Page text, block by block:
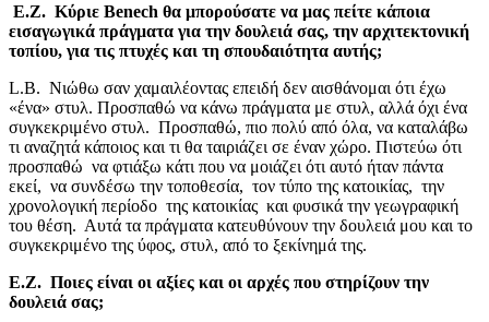
Ε.Ζ. Κύριε Benech θα μπορούσατε να μας πείτε κάποια
εισαγωγικά πράγματα για την δουλειά σας, την αρχιτεκτονική
τοπίου, για τις πτυχές και τη σπουδαιότητα αυτής;
L.B. Νιώθω σαν χαμαιλέοντας ​επειδή ​δεν αισθάνομαι ότι έχω
«ένα» στυλ. Προσπαθώ να κάνω πράγματα με στυλ, αλλά όχι ένα
συγκεκριμένο στυλ. Προσπαθώ, πιο πολύ από όλα, να καταλάβω
τι ​αναζητά ​κάποιος και τι θα ταιριάζει σε έναν χώρο. Πιστεύω ότι
προσπαθώ ​να φτιάξω κάτι που να μοιάζει ότι αυτό ​ήταν πάντα
εκεί, να συνδέσω την τοποθεσία, ​ τον τύπο της κατοικίας, την
χρονολογική περίοδο ​ της κατοικίας​ και φυσικά την γεωγραφική
του θέση. Αυτά τα πράγματα κατευθύνουν την δουλειά μου και το
συγκεκριμένο της ύφος, ​στυλ, ​από το ξεκίνημά της​.
Ε.Ζ. Ποιες είναι οι αξίες και οι αρχές που στηρίζουν την
δουλειά σας;